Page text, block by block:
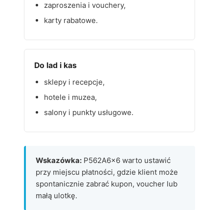
zaproszenia i vouchery,
karty rabatowe.
Do lad i kas
sklepy i recepcje,
hotele i muzea,
salony i punkty usługowe.
Wskazówka: P562A6x6 warto ustawić
przy miejscu płatności, gdzie klient może
spontanicznie zabrać kupon, voucher lub
małą ulotkę.